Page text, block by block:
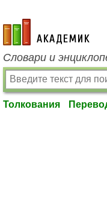
academic.ru
Словари и
Толкования